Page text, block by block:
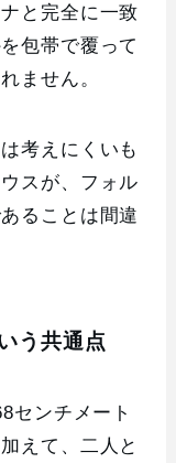
と完全に一致
包帯で覆って
ません。
考えにくいも
スが、フォル
ることは間違
う共通点
センチメート
えて、二人と